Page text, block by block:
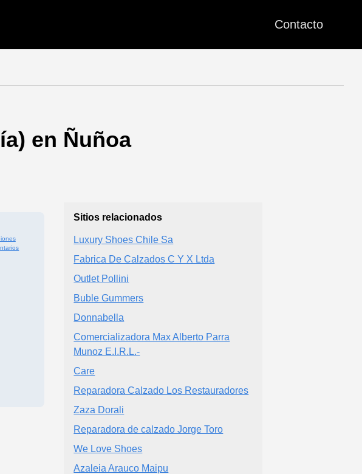
Contacto
en Ñuñoa
Sitios relacionados
Luxury Shoes Chile Sa
Fabrica De Calzados C Y X Ltda
Outlet Pollini
Buble Gummers
Donnabella
Comercializadora Max Alberto Parra
Munoz E.I.R.L.-
Care
Reparadora Calzado Los Restauradores
Zaza Dorali
Reparadora de calzado Jorge Toro
We Love Shoes
Azaleia Arauco Maipu